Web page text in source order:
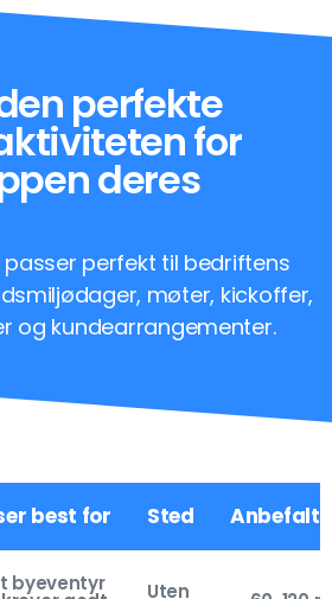
perfekte
for
deres
perfekt til bedriftens
møter, kickoffer,
og kundearrangementer.
best for Sted Anbefalt
byeventyr Uten